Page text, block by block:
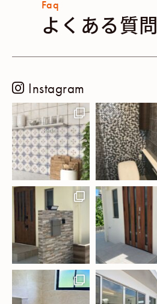
Faq
よくある質問
Instagram